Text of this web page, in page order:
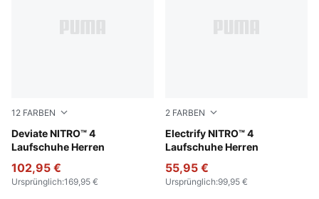
12 FARBEN
Deviate NITRO™ 4
Laufschuhe Herren
PUMA White-Fresh Water
102,95 €
Ursprünglich:169,95 €
2 FARBEN
Electrify NITRO™ 4
Laufschuhe Herren
PUMA Black-Apple Spritz-
55,95 €
Ursprünglich:99,95 €